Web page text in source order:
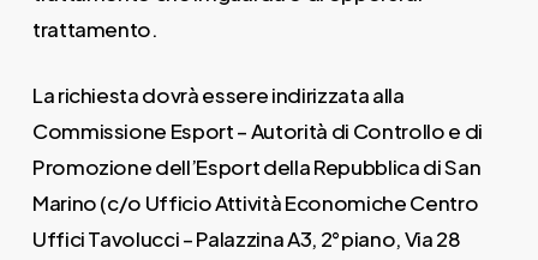
trattamento.
La richiesta dovrà essere indirizzata alla
Commissione Esport – Autorità di Controllo e di
Promozione dell’Esport della Repubblica di San
Marino (c/o Ufficio Attività Economiche Centro
Uffici Tavolucci – Palazzina A3, 2°piano, Via 28